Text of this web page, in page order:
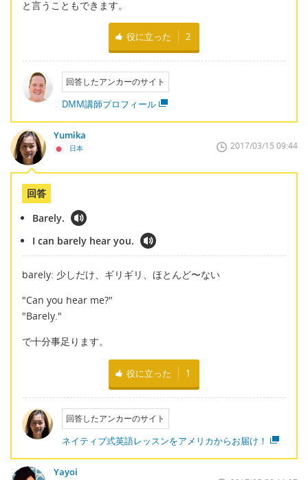
と言うこともできます。
役に立った 2
回答したアンカーのサイト
DMM講師プロフィール
Yumika
日本 2017/03/15 09:44
回答
Barely.
I can barely hear you.
barely: 少しだけ、ギリギリ、ほとんど〜ない
"Can you hear me?"
"Barely."
で十分事足ります。
役に立った 1
回答したアンカーのサイト
ネイティブ式英語レッスンをアメリカからお届け！
Yayoi